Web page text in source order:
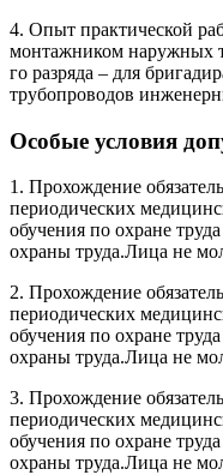
4. Опыт практической
монтажником наружных
го разряда – для
трубопроводов
Особые условия
1. Прохождение
периодических
обучения по охране
охраны труда.Лица не
2. Прохождение
периодических
обучения по охране
охраны труда.Лица не
3. Прохождение
периодических
обучения по охране
охраны труда.Лица не